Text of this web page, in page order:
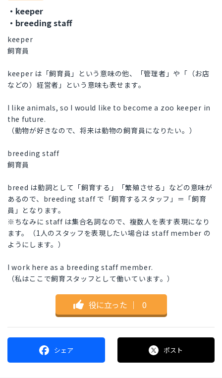
・keeper
・breeding staff
keeper
飼育員
keeper は「飼育員」という意味の他、「管理者」や「（お店
などの）経営者」という意味も表せます。
I like animals, so I would like to become a zoo keeper in
the future.
（動物が好きなので、将来は動物の飼育員になりたい。）
breeding staff
飼育員
breed は動詞として「飼育する」「繁殖させる」などの意味が
あるので、breeding staff で「飼育するスタッフ」＝「飼育
員」となります。
※ちなみに staff は集合名詞なので、複数人を表す表現になり
ます。（1人のスタッフを表現したい場合は staff member の
ようにします。）
I work here as a breeding staff member.
（私はここで飼育スタッフとして働いています。）
役に立った ｜ 0
シェア ポスト